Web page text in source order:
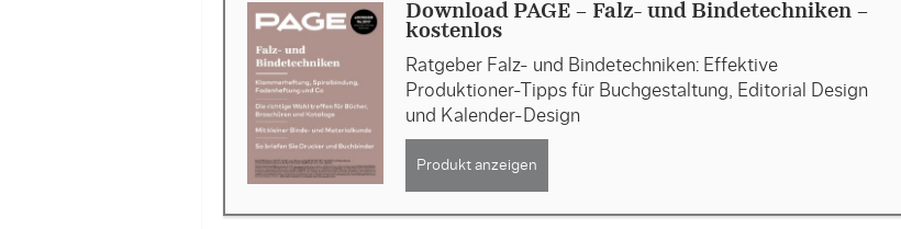
Download PAGE - Falz- und Bindetechniken -
kostenlos
Ratgeber Falz- und Bindetechniken: Effektive
Produktioner-Tipps für Buchgestaltung, Editorial Design
und Kalender-Design
Produkt anzeigen